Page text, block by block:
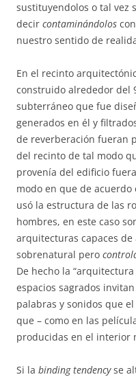
sustituyendolos o tal vez
decir contaminándolos
nuestro sentido de
En el recinto
construido alrededor del
subterráneo que fue
generados en él y
de reverberación fueran
del recinto de tal modo
provenía del edificio
modo en que de acuerdo
usó la estructura de las
hombres, en este caso
arquitecturas capaces
sobrenatural pero
De hecho la “arquitectura
espacios sagrados
palabras y sonidos que
que – como en las
producidas en el interior
Si la binding tendencyse